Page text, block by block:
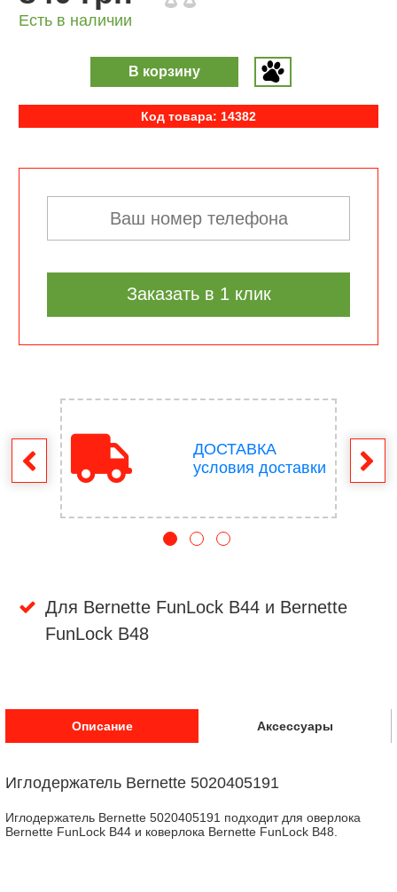
Есть в наличии
В корзину
Код товара: 14382
Заказать в 1 клик
ДОСТАВКА
условия доставки
Для Bernette FunLock B44 и Bernette
FunLock B48
Описание Аксессуары
Иглодержатель Bernette 5020405191
Иглодержатель Bernette 5020405191 подходит для оверлока
Bernette FunLock B44 и коверлока Bernette FunLock B48.